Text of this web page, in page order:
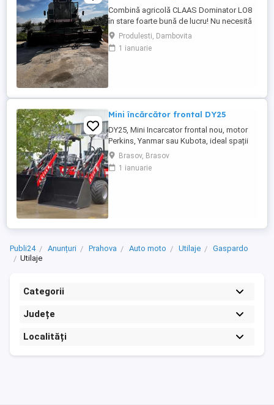
Combină agricolă CLAAS Dominator LO8
în stare foarte bună de lucru! Nu necesită
investiții majore pornește și lucrează
imediat! CLAAS Dominator LO8 combină
robustă, fiabilă Heder cereale (seria
Produlesti, Dambovita
1 ianuarie
Mini încărcător frontal DY25
DY25, Mini Incarcator frontal nou, motor
Perkins, Yanmar sau Kubota, ideal spații
mici. DY 25 este un mini-încărcător frontal
articulat nou, cu garanție, destinat
lucrărilor în spații înguste și nu numai,
Brasov, Brasov
1 ianuarie
Publi24 Anunțuri Prahova Auto moto Utilaje
Gaspardo
Utilaje
Categorii
Județe
Localități